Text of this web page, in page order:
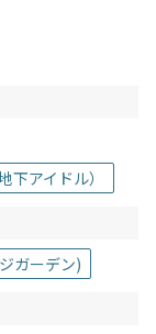
アイドル）
ガーデン)